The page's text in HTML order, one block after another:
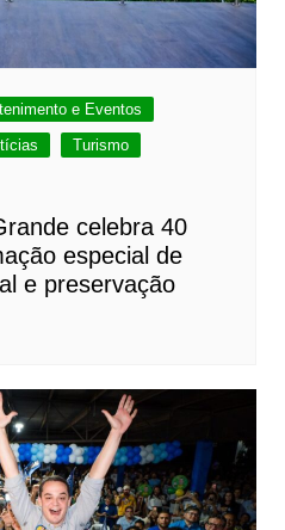
e Eventos
Turismo
celebra 40
especial de
e preservação